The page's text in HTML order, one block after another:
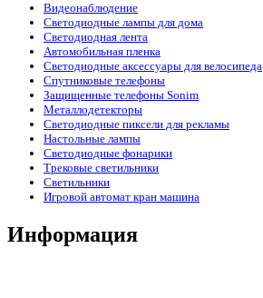
Видеонаблюдение
Светодиодные лампы для дома
Светодиодная лента
Автомобильная пленка
Светодиодные аксессуары для велосипеда
Спутниковые телефоны
Защищенные телефоны Sonim
Металлодетекторы
Светодиодные пиксели для рекламы
Настольные лампы
Светодиодные фонарики
Трековые светильники
Светильники
Игровой автомат кран машина
Информация